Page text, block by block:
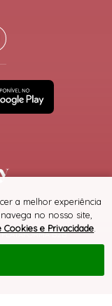
PLATAFORMA B2B
a melhor experiência
no nosso site,
Cookies e Privacidade